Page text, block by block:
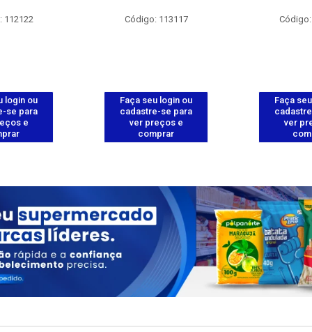
112122
login ou
se para
e
Código: 113117
Faça seu login ou
cadastre-se para
ver preços e
comprar
Faça
ver